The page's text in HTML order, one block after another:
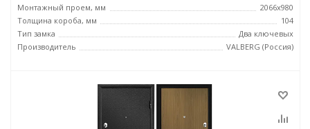
Монтажный проем, мм
2066x980
Толщина короба, мм
104
Тип замка
Два ключевых
Производитель
VALBERG (Россия)